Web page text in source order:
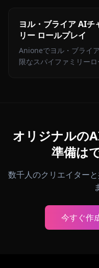
ヨル・ブライア AIチ
リー ロールプレイ
Anioneでヨル・ブライ
限なスパイファミリー
オリジナルの
準備は
数千人のクリエイター
今すぐ作